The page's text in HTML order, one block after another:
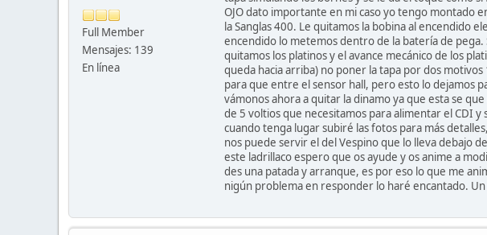
Full Member
Mensajes: 139
En línea
OJO dato importante en mi caso yo tengo montado
la Sanglas 400. Le quitamos la bobina al encendido
encendido lo metemos dentro de la batería de pega.
quitamos los platinos y el avance mecánico de los
queda hacia arriba) no poner la tapa por dos
para que entre el sensor hall, pero esto lo dejamos
vámonos ahora a quitar la dinamo ya que esta se
de 5 voltios que necesitamos para alimentar el CDI
cuando tenga lugar subiré las fotos para más
nos puede servir el del Vespino que lo lleva debajo
este ladrillaco espero que os ayude y os anime a
des una patada y arranque, es por eso lo que me
nigún problema en responder lo haré encantado.